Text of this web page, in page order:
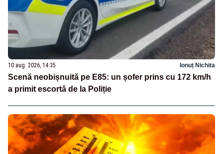
10 aug. 2026, 14:35 Ionuț Nichita
Scenă neobișnuită pe E85: un șofer prins cu 172 km/h
a primit escortă de la Poliție